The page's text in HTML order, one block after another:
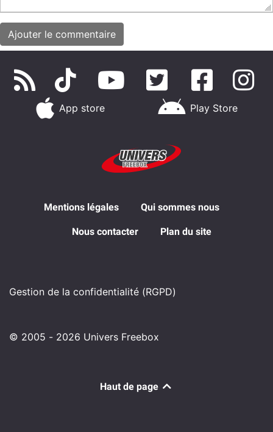
App store Play Store
Mentions légales Qui sommes nous
Nous contacter Plan du site
Gestion de la confidentialité (RGPD)
© 2005 - 2026 Univers Freebox
Haut de page